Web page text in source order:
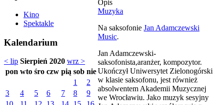
Kino
Spektakle
Kalendarium
< lip Sierpień 2020 wrz >
pon wto śro czw pią sob nie
1
2
3
4 5 6 7 8
9
Opis
Muzyka
Na saksofonie Jan Adamczewski
Music.
Jan Adamczewski-
saksofonista,aranżer, kompozytor.
Ukończył Uniwersytet Zielonogórski
w klasie saksofonu, jest również
absolwentem Akademii Muzycznej
we Wrocławiu. Jako muzyk sesyjny